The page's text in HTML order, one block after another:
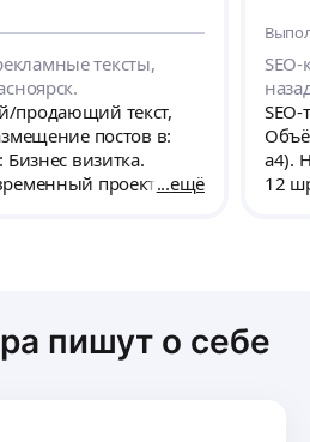
её максимально
для целевой
эмоциональной
выделиться среди
тем, как точно
бизнеса и смогла
тексты,
продающий текст,
постов в:
Бизнес визитка.
проект.
ограниченной
ещё
на
а4).
12
пишут о себе